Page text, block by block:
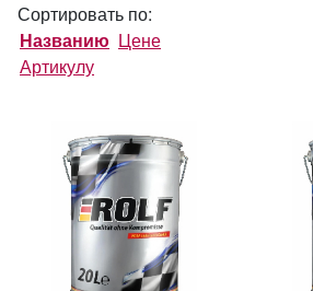
Сортировать по:
Названию Цене
Артикулу